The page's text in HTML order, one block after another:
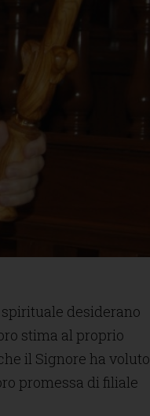
desiderano
stima al proprio
il Signore ha voluto
promessa di filiale